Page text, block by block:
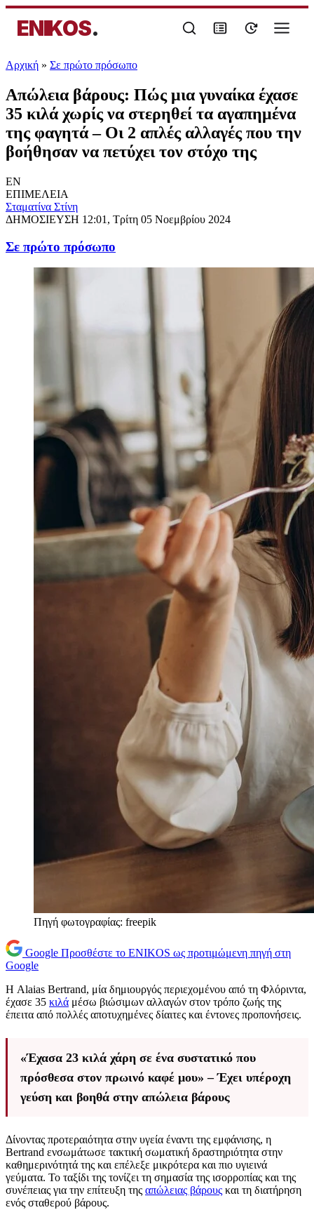
ENIKOS.
Αρχική » Σε πρώτο πρόσωπο
Απώλεια βάρους: Πώς μια γυναίκα έχασε
35 κιλά χωρίς να στερηθεί τα αγαπημένα
της φαγητά – Οι 2 απλές αλλαγές που την
βοήθησαν να πετύχει τον στόχο της
EN
ΕΠΙΜΕΛΕΙΑ
Σταματίνα Στίνη
ΔΗΜΟΣΙΕΥΣΗ 12:01, Τρίτη 05 Νοεμβρίου 2024
Σε πρώτο πρόσωπο
Πηγή φωτογραφίας: freepik
Google Προσθέστε το ENIKOS ως προτιμώμενη πηγή στη
Google
Η Alaias Bertrand, μία δημιουργός περιεχομένου από τη Φλόριντα,
έχασε 35 κιλά μέσω βιώσιμων αλλαγών στον τρόπο ζωής της
έπειτα από πολλές αποτυχημένες δίαιτες και έντονες προπονήσεις.
«Έχασα 23 κιλά χάρη σε ένα συστατικό που
πρόσθεσα στον πρωινό καφέ μου» – Έχει υπέροχη
γεύση και βοηθά στην απώλεια βάρους
Δίνοντας προτεραιότητα στην υγεία έναντι της εμφάνισης, η
Bertrand ενσωμάτωσε τακτική σωματική δραστηριότητα στην
καθημερινότητά της και επέλεξε μικρότερα και πιο υγιεινά
γεύματα. Το ταξίδι της τονίζει τη σημασία της ισορροπίας και της
συνέπειας για την επίτευξη της απώλειας βάρους και τη διατήρηση
ενός σταθερού βάρους.